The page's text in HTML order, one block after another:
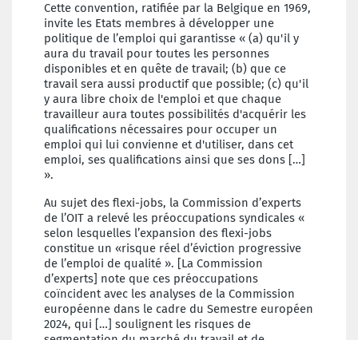
Cette convention, ratifiée par la Belgique en 1969,
invite les Etats membres à développer une
politique de l’emploi qui garantisse « (a) qu'il y
aura du travail pour toutes les personnes
disponibles et en quête de travail; (b) que ce
travail sera aussi productif que possible; (c) qu'il
y aura libre choix de l'emploi et que chaque
travailleur aura toutes possibilités d'acquérir les
qualifications nécessaires pour occuper un
emploi qui lui convienne et d'utiliser, dans cet
emploi, ses qualifications ainsi que ses dons […]
».
Au sujet des flexi-jobs, la Commission d’experts
de l’OIT a relevé les préoccupations syndicales «
selon lesquelles l’expansion des flexi-jobs
constitue un «risque réel d’éviction progressive
de l’emploi de qualité ». [La Commission
d’experts] note que ces préoccupations
coïncident avec les analyses de la Commission
européenne dans le cadre du Semestre européen
2024, qui […] soulignent les risques de